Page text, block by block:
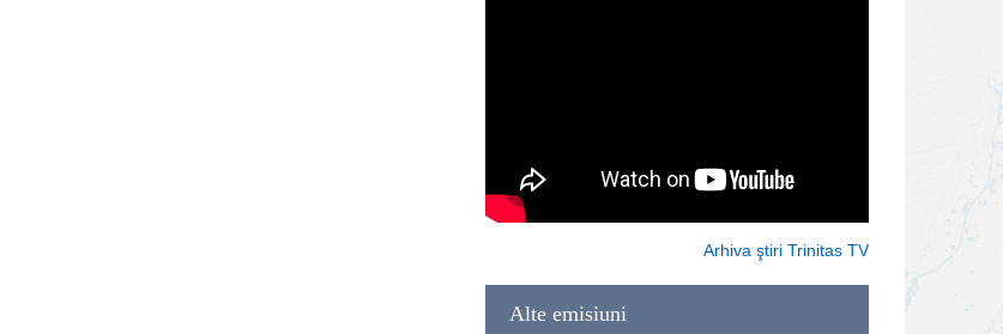
Arhiva ştiri Trinitas TV
Alte emisiuni